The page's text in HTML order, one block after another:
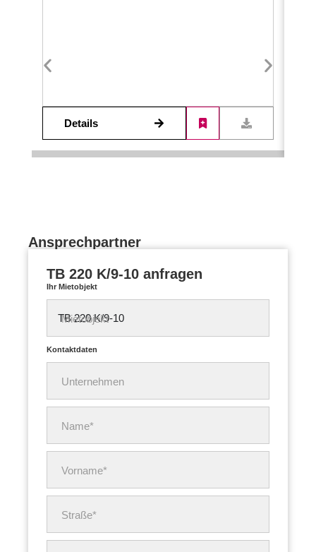
Details
Ansprechpartner
TB 220 K/9-10 anfragen
Ihr Mietobjekt
Mietobjekt
Kontaktdaten
Unternehmen
Name*
Vorname*
Straße*